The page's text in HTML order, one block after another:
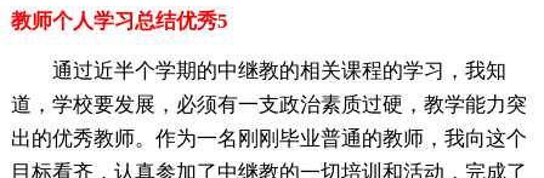
教师个人学习总结优秀5
通过近半个学期的中继教的相关课程的学习，我知
道，学校要发展，必须有一支政治素质过硬，教学能力突
出的优秀教师。作为一名刚刚毕业普通的教师，我向这个
目标看齐，认真参加了中继教的一切培训和活动，完成了